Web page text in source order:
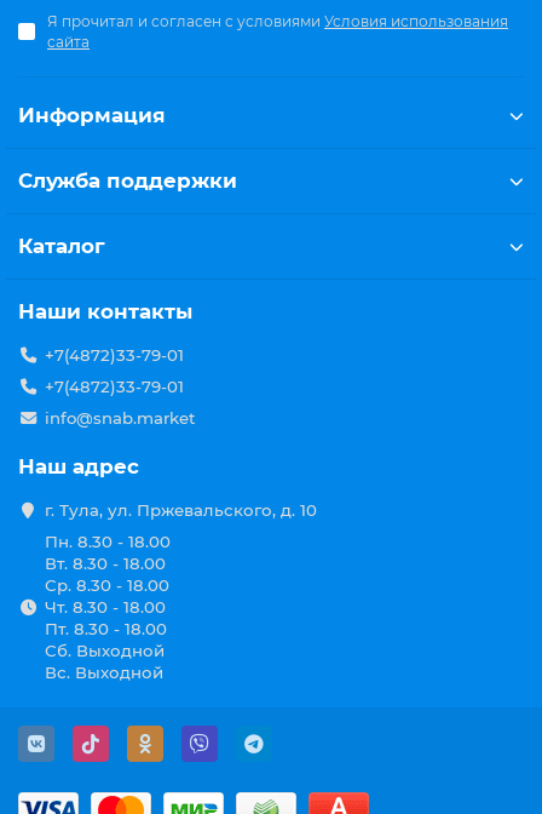
Я прочитал и согласен с условиями Условия использования
сайта
Информация
Служба поддержки
Каталог
Наши контакты
+7(4872)33-79-01
+7(4872)33-79-01
info@snab.market
Наш адрес
г. Тула, ул. Пржевальского, д. 10
Пн. 8.30 - 18.00
Вт. 8.30 - 18.00
Ср. 8.30 - 18.00
Чт. 8.30 - 18.00
Пт. 8.30 - 18.00
Сб. Выходной
Вс. Выходной